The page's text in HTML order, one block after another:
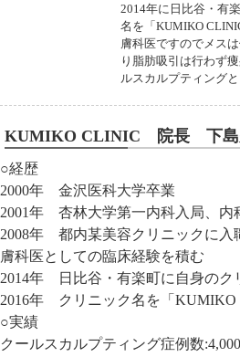
2014年に日比谷・有
名を「KUMIKO
膚科医ですのでメス
り脂肪吸引は行わず
ルスカルプティング
KUMIKO CLINIC 院長 下島
○経歴
2000年 金沢医科大学卒業
2001年 杏林大学第一内科入局、内
2008年 都内某美容クリニックに入
膚科医としての臨床経験を積む
2014年 日比谷・有楽町に自身のク
2016年 クリニック名を「KUMIKO
○実績
クールスカルプティング症例数